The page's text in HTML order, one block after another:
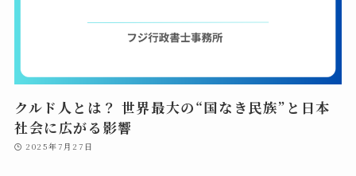
クルド人とは？ 世界最大の“国なき民族”と日本
社会に広がる影響
2025年7月27日